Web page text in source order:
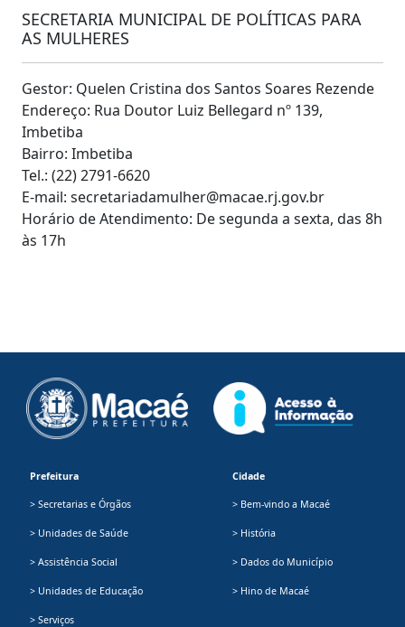
SECRETARIA MUNICIPAL DE POLÍTICAS PARA
AS MULHERES
Gestor: Quelen Cristina dos Santos Soares Rezende
Endereço: Rua Doutor Luiz Bellegard nº 139,
Imbetiba
Bairro: Imbetiba
Tel.: (22) 2791-6620
E-mail: secretariadamulher@macae.rj.gov.br
Horário de Atendimento: De segunda a sexta, das 8h
às 17h
Prefeitura
> Secretarias e Órgãos
> Unidades de Saúde
> Assistência Social
> Unidades de Educação
> Serviços
Cidade
> Bem-vindo a Macaé
> História
> Dados do Município
> Hino de Macaé